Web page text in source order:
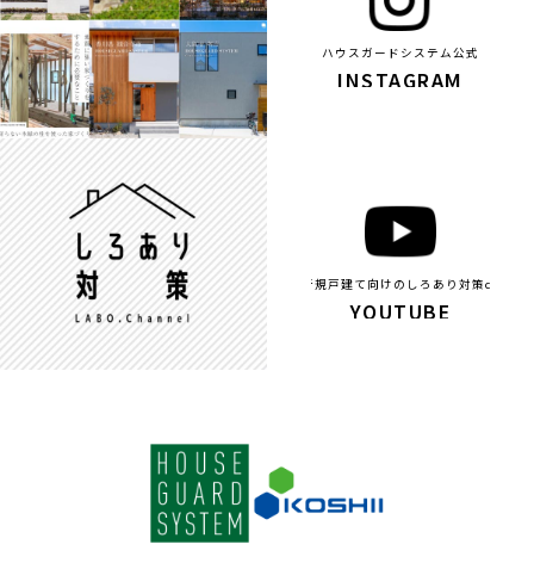
ハウスガードシステム公式
INSTAGRAM
新規戸建て向けのしろあり対策ch
YOUTUBE